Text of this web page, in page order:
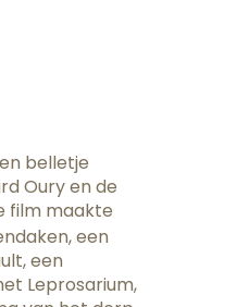
belletje
Oury en de
film maakte
een
een
Leprosarium,